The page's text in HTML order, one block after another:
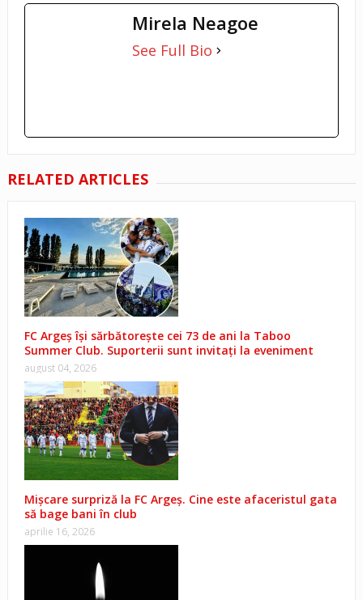
Mirela Neagoe
See Full Bio
RELATED ARTICLES
FC Argeș își sărbătorește cei 73 de ani la Taboo
Summer Club. Suporterii sunt invitați la eveniment
august 04, 2026
Mișcare surpriză la FC Argeș. Cine este afaceristul gata
să bage bani în club
aprilie 16, 2026